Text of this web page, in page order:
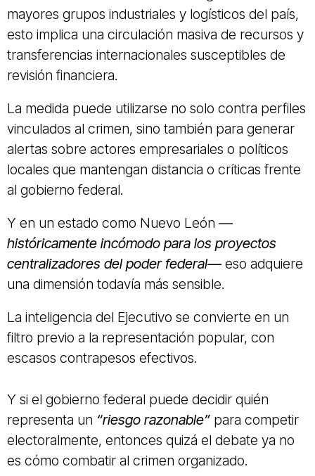
mayores grupos industriales y logísticos del país,
esto implica una circulación masiva de recursos y
transferencias internacionales susceptibles de
revisión financiera.
La medida puede utilizarse no solo contra perfiles
vinculados al crimen, sino también para generar
alertas sobre actores empresariales o políticos
locales que mantengan distancia o críticas frente
al gobierno federal.
Y en un estado como Nuevo León —
históricamente incómodo para los proyectos
centralizadores del poder federal— eso adquiere
una dimensión todavía más sensible.
La inteligencia del Ejecutivo se convierte en un
filtro previo a la representación popular, con
escasos contrapesos efectivos.
Y si el gobierno federal puede decidir quién
representa un “riesgo razonable” para competir
electoralmente, entonces quizá el debate ya no
es cómo combatir al crimen organizado.